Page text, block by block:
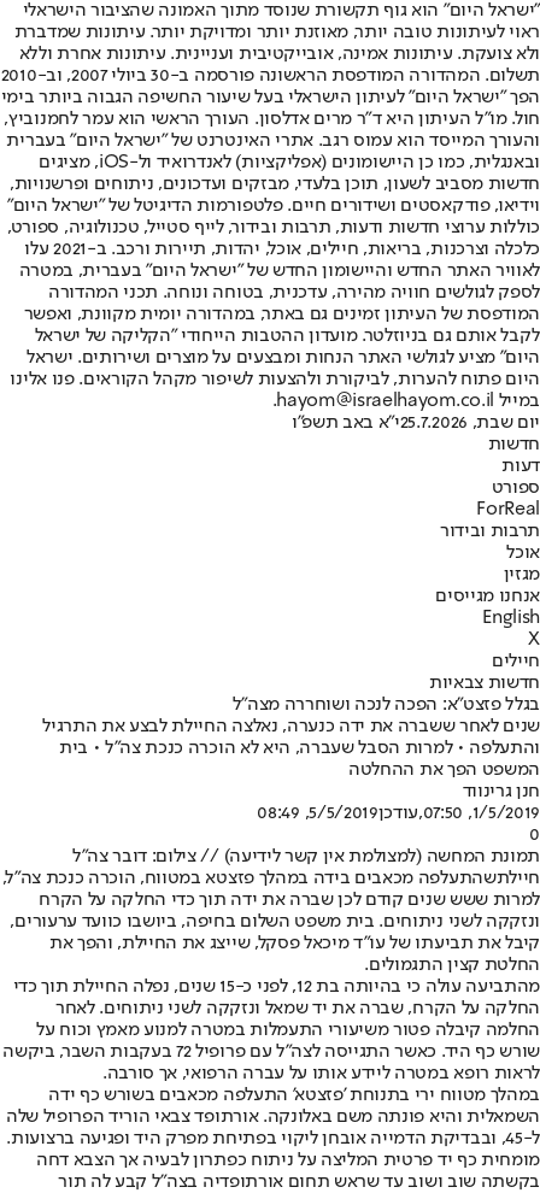
"ישראל היום" הוא גוף תקשורת שנוסד מתוך האמונה שהציבור הישראלי
ראוי לעיתונות טובה יותר, מאוזנת יותר ומדויקת יותר. עיתונות שמדברת
ולא צועקת. עיתונות אמינה, אובייקטיבית ועניינית. עיתונות אחרת וללא
תשלום. המהדורה המודפסת הראשונה פורסמה ב-30 ביולי 2007, וב-2010
הפך "ישראל היום" לעיתון הישראלי בעל שיעור החשיפה הגבוה ביותר בימי
חול. מו"ל העיתון היא ד"ר מרים אדלסון. העורך הראשי הוא עמר לחמנוביץ,
והעורך המייסד הוא עמוס רגב. אתרי האינטרנט של "ישראל היום" בעברית
ובאנגלית, כמו כן היישומונים (אפליקציות) לאנדרואיד ול-iOS, מציגים
חדשות מסביב לשעון, תוכן בלעדי, מבזקים ועדכונים, ניתוחים ופרשנויות,
וידיאו, פודקאסטים ושידורים חיים. פלטפורמות הדיגיטל של "ישראל היום"
כוללות ערוצי חדשות ודעות, תרבות ובידור, לייף סטייל, טכנולוגיה, ספורט,
כלכלה וצרכנות, בריאות, חיילים, אוכל, יהדות, תיירות ורכב. ב-2021 עלו
לאוויר האתר החדש והיישומון החדש של "ישראל היום" בעברית, במטרה
לספק לגולשים חוויה מהירה, עדכנית, בטוחה ונוחה. תכני המהדורה
המודפסת של העיתון זמינים גם באתר, במהדורה יומית מקוונת, ואפשר
לקבל אותם גם בניוזלטר. מועדון ההטבות הייחודי "הקליקה של ישראל
היום" מציע לגולשי האתר הנחות ומבצעים על מוצרים ושירותים. ישראל
היום פתוח להערות, לביקורת ולהצעות לשיפור מקהל הקוראים. פנו אלינו
במייל hayom@israelhayom.co.il.
יום שבת, 25.7.2026
י"א באב תשפ"ו
חדשות
דעות
ספורט
ForReal
תרבות ובידור
אוכל
מגזין
אנחנו מגייסים
English
X
חיילים
חדשות צבאיות
בגלל פזצט"א: הפכה לנכה ושוחררה מצה"ל
שנים לאחר ששברה את ידה כנערה, נאלצה החיילת לבצע את התרגיל
והתעלפה • למרות הסבל שעברה, היא לא הוכרה כנכת צה"ל • בית
המשפט הפך את ההחלטה
חנן גרינווד
1/5/2019, 07:50
,עודכן5/5/2019, 08:49
0
תמונת המחשה (למצולמת אין קשר לידיעה) // צילום: דובר צה"ל
חיילתשהתעלפה מכאבים בידה במהלך פזצטא במטווח, הוכרה כנכת צה"ל,
למרות ששש שנים קודם לכן שברה את ידה תוך כדי החלקה על הקרח
ונזקקה לשני ניתוחים. בית משפט השלום בחיפה, ביושבו כוועד ערעורים,
קיבל את תביעתו של עו"ד מיכאל פסקל, שייצג את החיילת, והפך את
החלטת קצין התגמולים.
מהתביעה עולה כי בהיותה בת 12, לפני כ-15 שנים, נפלה החיילת תוך כדי
החלקה על הקרח, שברה את יד שמאל ונזקקה לשני ניתוחים. לאחר
החלמה קיבלה פטור משיעורי התעמלות במטרה למנוע מאמץ וכוח על
שורש כף היד. כאשר התגייסה לצה"ל עם פרופיל 72 בעקבות השבר, ביקשה
לראות רופא במטרה ליידע אותו על עברה הרפואי, אך סורבה.
במהלך מטווח ירי בתנוחת 'פזצטא' התעלפה מכאבים בשורש כף ידה
השמאלית והיא פונתה משם באלונקה. אורתופד צבאי הוריד הפרופיל שלה
ל-45, ובבדיקת הדמייה אובחן ליקוי בפתיחת מפרק היד ופגיעה ברצועות.
מומחית כף יד פרטית המליצה על ניתוח כפתרון לבעיה אך הצבא דחה
בקשתה שוב ושוב עד שראש תחום אורתופדיה בצה"ל קבע לה תור